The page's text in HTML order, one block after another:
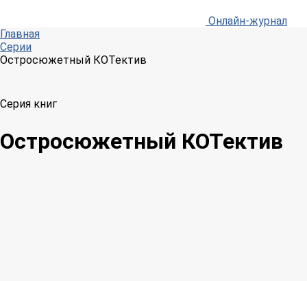
Онлайн-журнал
Главная
Серии
Остросюжетный КОТектив
Серия книг
Остросюжетный КОТектив